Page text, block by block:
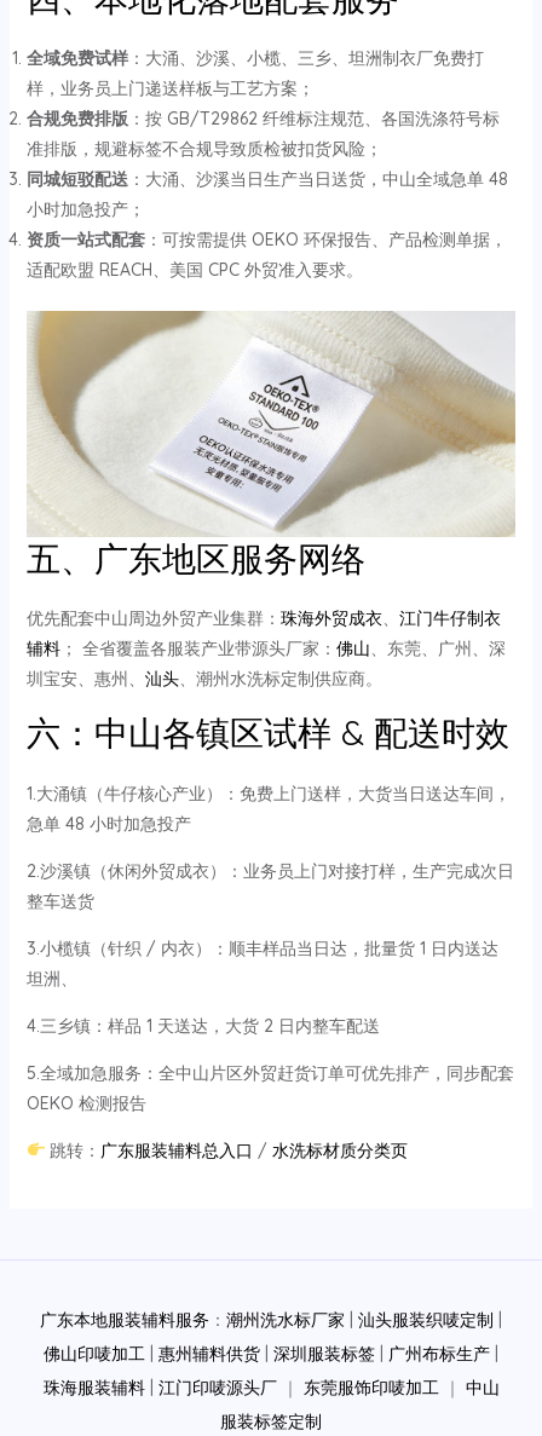
全域免费试样：大涌、沙溪、小榄、三乡、坦洲制衣厂免费打
样，业务员上门递送样板与工艺方案；
合规免费排版 ：按 GB/T29862 纤维标注规范、各国洗涤符号标
准排版，规避标签不合规导致质检被扣货风险；
同城短驳配送：大涌、沙溪当日生产当日送货，中山全域急单 48
小时加急投产；
资质一站式配套：可按需提供 OEKO 环保报告、产品检测单据，
适配欧盟 REACH、美国 CPC 外贸准入要求。
五、广东地区服务网络
优先配套中山周边外贸产业集群： 珠海外贸成衣、 江门牛仔制衣
辅料； 全省覆盖各服装产业带源头厂家： 佛山、东莞、广州、深
圳宝安、惠州、 汕头、潮州水洗标定制供应商。
六：中山各镇区试样 & 配送时效
1.大涌镇（牛仔核心产业）：免费上门送样，大货当日送达车间，
急单 48 小时加急投产
2.沙溪镇（休闲外贸成衣）：业务员上门对接打样，生产完成次日
整车送货
3.小榄镇（针织 / 内衣）：顺丰样品当日达，批量货 1 日内送达
坦洲、
4.三乡镇：样品 1 天送达，大货 2 日内整车配送
5.全域加急服务：全中山片区外贸赶货订单可优先排产，同步配套
OEKO 检测报告
跳转： 广东服装辅料总入口 /水洗标材质分类页
广东本地服装辅料服务 ： 潮州洗水标厂家 汕头服装织唛定制
佛山印唛加工
惠州辅料供货 深圳服装标签 广州布标生产
珠海服装辅料| 江门印唛源头厂｜ 东莞服饰印唛加工｜ 中山
服装标签定制